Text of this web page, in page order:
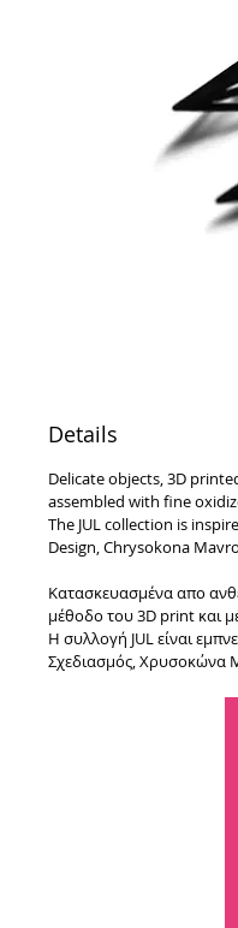
Details
Delicate objects, 3D
assembled with fine
The JUL collection is
Design, Chrysokona
Κατασκευασμένα απο
μέθοδο του 3D print και
Η συλλογή JUL είναι
Σχεδιασμός, Χρυσοκώνα